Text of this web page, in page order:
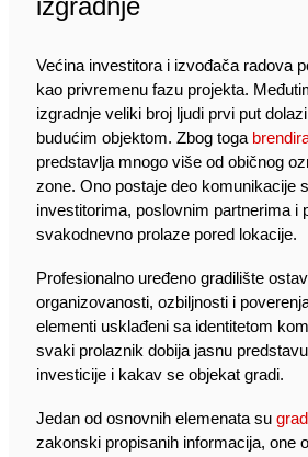
Većina investitora i izvođača radova
kao privremenu fazu projekta.
izgradnje veliki broj ljudi prvi put
budućim objektom. Zbog toga
predstavlja mnogo više od običnog
zone. Ono postaje deo komunikacije
investitorima, poslovnim partnerima i
svakodnevno prolaze pored lokacije.
Profesionalno uređeno gradilište
organizovanosti, ozbiljnosti i
elementi usklađeni sa identitetom
svaki prolaznik dobija jasnu
investicije i kakav se objekat gradi.
Jedan od osnovnih elemenata su
zakonski propisanih informacija, one